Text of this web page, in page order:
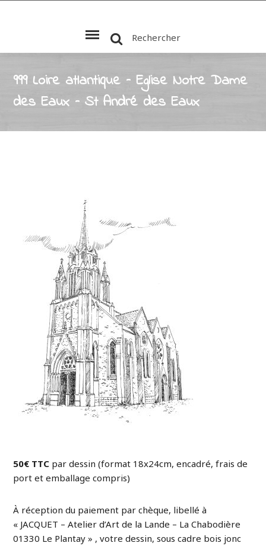
Rechercher
999 Loire atlantique – Eglise Notre Dame
des Eaux – St André des Eaux
50€ TTC par dessin (format 18x24cm, encadré, frais de
port et emballage compris)
À réception du paiement par chèque, libellé à
« JACQUET – Atelier d’Art de la Lande – La Chabodière
01330 Le Plantay » , votre dessin, sous cadre bois jonc